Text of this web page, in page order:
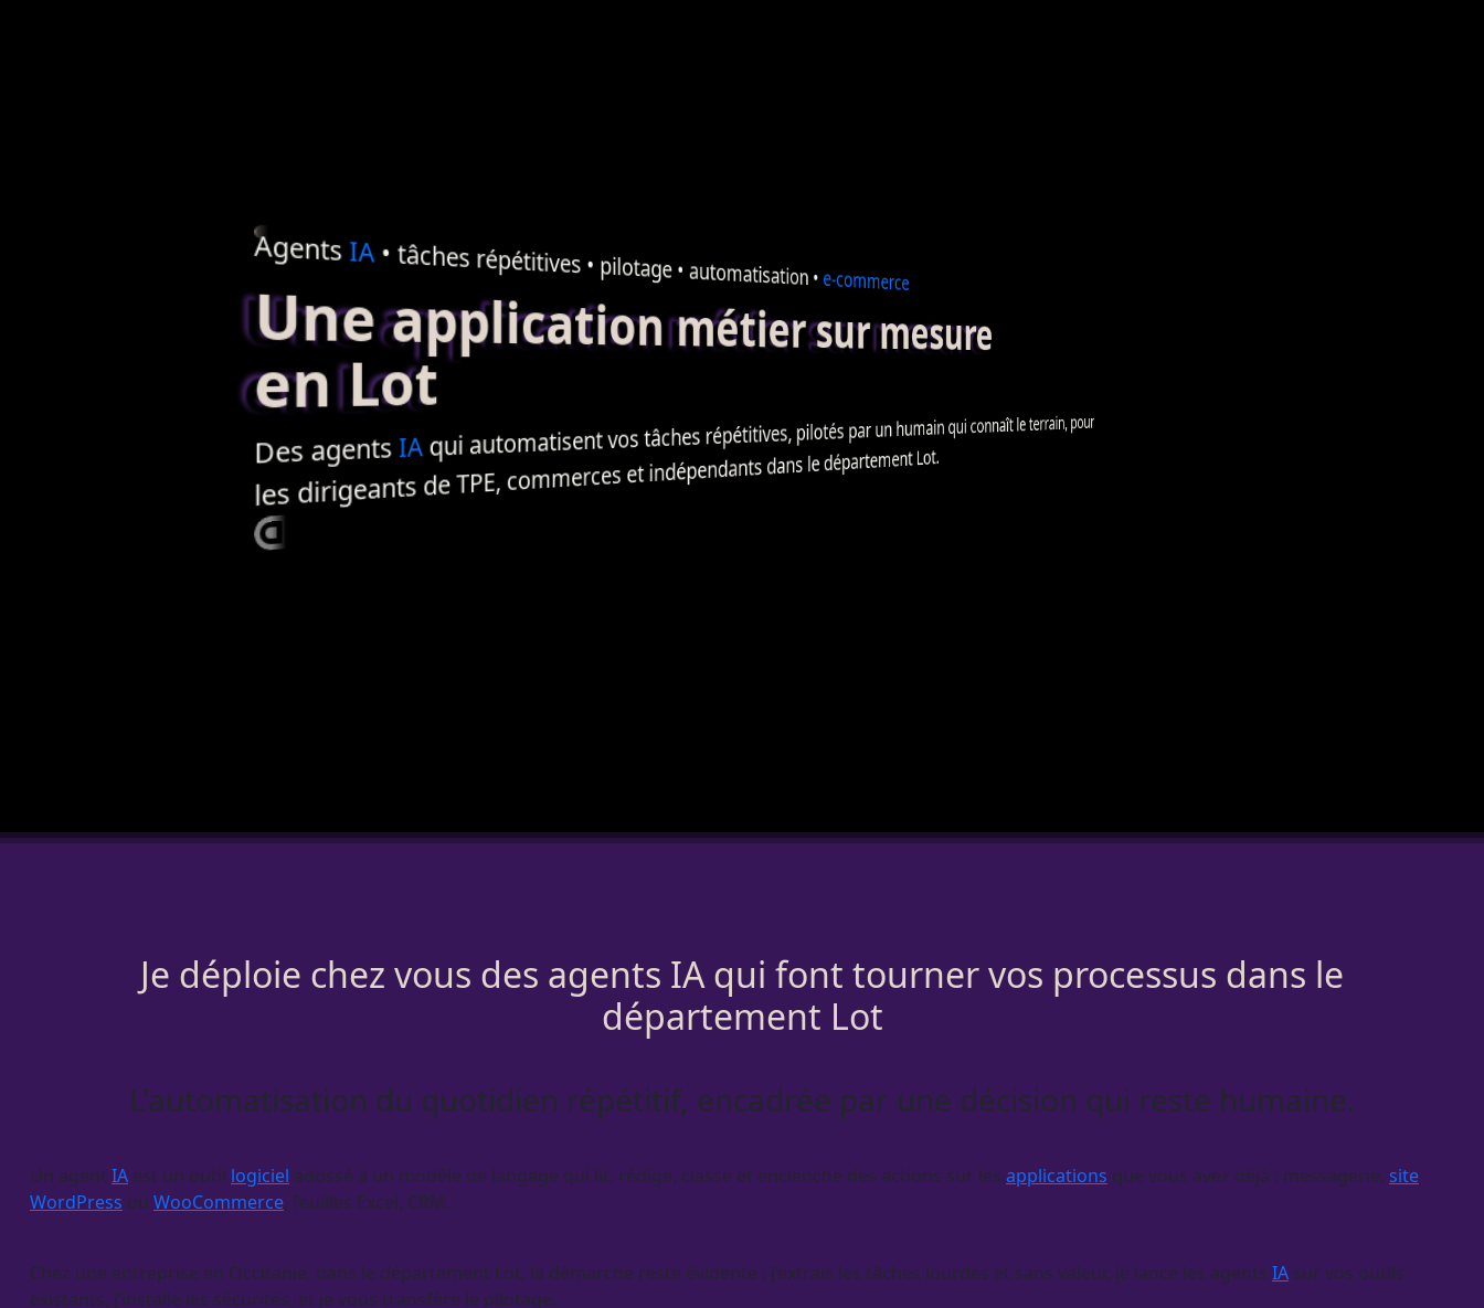
AgentsIA• tâches répétitives • pilotage• automatisation•e-commerce
Une application métier sur mesure
en Lot
DesagentsIAqui automatisent vos tâches répétitives, pilotés par un humain qui connaît le terrain, pour
les dirigeants deTPE, commerces et indépendants dans le département Lot.
Je déploie chez vous des agents IA qui font tourner vos processus dans le
département Lot
L’automatisation du quotidien répétitif, encadrée par une décision qui reste humaine.
Un agent IA est un outil logiciel adossé à un modèle de langage qui lit, rédige, classe et enclenche des actions sur les applications que vous avez déjà : messagerie, site
WordPress ou WooCommerce, feuilles Excel, CRM.
Chez une entreprise en Occitanie, dans le département Lot, la démarche reste évidente : j’extrais les tâches lourdes et sans valeur, je lance les agents IA sur vos outils
existants, j’installe les sécurités, et je vous transfère le pilotage.